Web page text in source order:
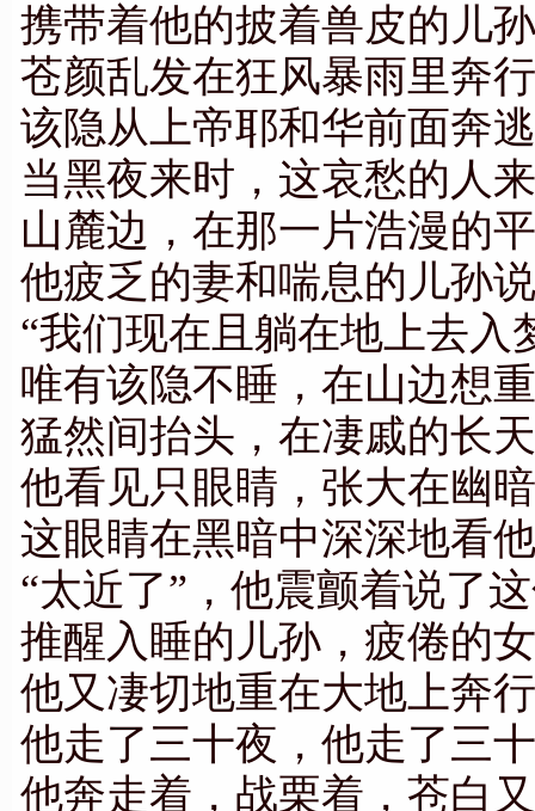
携带着他的披着兽皮的儿
苍颜乱发在狂风暴雨里奔
该隐从上帝耶和华前面奔
当黑夜来时，这哀愁的人
山麓边，在那一片浩漫的
他疲乏的妻和喘息的儿孙
“我们现在且躺在地上去入
唯有该隐不睡，在山边想
猛然间抬头，在凄戚的长
他看见只眼睛，张大在幽
这眼睛在黑暗中深深地看
“太近了”，他震颤着说了
推醒入睡的儿孙，疲倦的
他又凄切地重在大地上奔
他走了三十夜，他走了三
他奔走着，战栗着，苍白